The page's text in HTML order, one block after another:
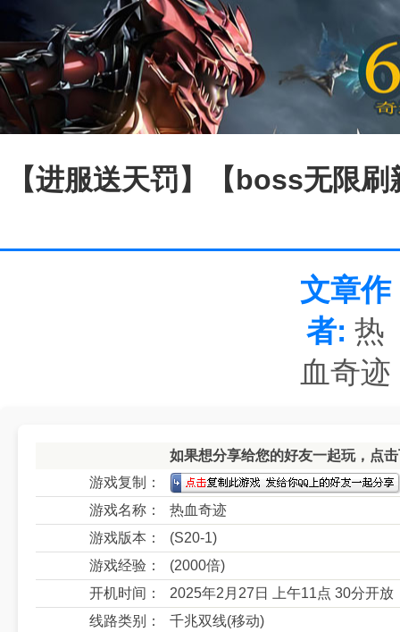
【进服送天罚】【boss无限
文章作
者: 热
血奇迹
如果想分享给您的好友一起玩，点
游戏复制：
游戏名称：
热血奇迹
游戏版本：
(S20-1)
游戏经验：
(2000倍)
开机时间：
2025年2月27日 上午11点 30分开放
线路类别：
千兆双线(移动)